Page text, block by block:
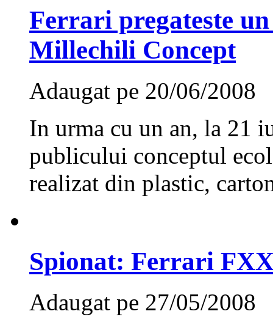
Ferrari pregateste
Millechili Concept
Adaugat pe 20/06/2008
In urma cu un an, la 21
publicului conceptul
realizat din plastic,
Spionat: Ferrari
Adaugat pe 27/05/2008